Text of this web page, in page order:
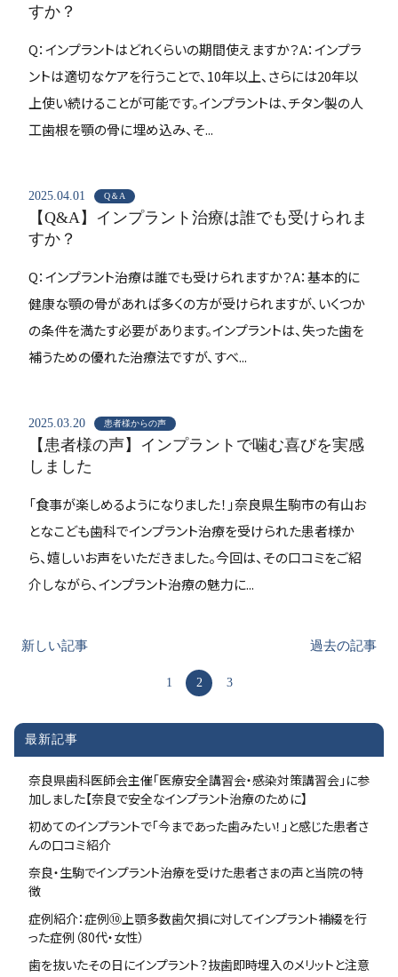
すか？
Q：インプラントはどれくらいの期間使えますか？A：インプラ
ントは適切なケアを行うことで、10年以上、さらには20年以
上使い続けることが可能です。インプラントは、チタン製の人
工歯根を顎の骨に埋め込み、そ...
2025.04.01 Q＆A
【Q&A】インプラント治療は誰でも受けられま
すか？
Q：インプラント治療は誰でも受けられますか？A：基本的に
健康な顎の骨があれば多くの方が受けられますが、いくつか
の条件を満たす必要があります。インプラントは、失った歯を
補うための優れた治療法ですが、すべ...
2025.03.20 患者様からの声
【患者様の声】インプラントで噛む喜びを実感
しました
「食事が楽しめるようになりました！」奈良県生駒市の有山お
となこども歯科でインプラント治療を受けられた患者様か
ら、嬉しいお声をいただきました。今回は、その口コミをご紹
介しながら、インプラント治療の魅力に...
新しい記事
1 2 3
過去の記事
最新記事
奈良県歯科医師会主催「医療安全講習会・感染対策講習会」に参
加しました【奈良で安全なインプラント治療のために】
初めてのインプラントで「今まであった歯みたい！」と感じた患者さ
んの口コミ紹介
奈良・生駒でインプラント治療を受けた患者さまの声と当院の特
徴
症例紹介：症例⑩上顎多数歯欠損に対してインプラント補綴を行
った症例（80代・女性）
歯を抜いたその日にインプラント？抜歯即時埋入のメリットと注意